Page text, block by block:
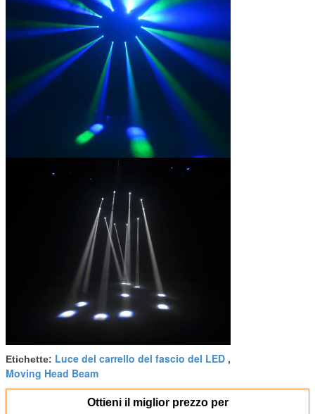
Etichette: Luce del carrello del fascio del LED ,
Moving Head Beam
Ottieni il miglior prezzo per